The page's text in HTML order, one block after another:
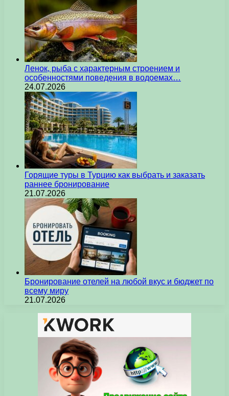
Ленок, рыба с характерным строением и
особенностями поведения в водоемах…
24.07.2026
Горящие туры в Турцию как выбрать и заказать
раннее бронирование
21.07.2026
Бронирование отелей на любой вкус и бюджет по
всему миру
21.07.2026